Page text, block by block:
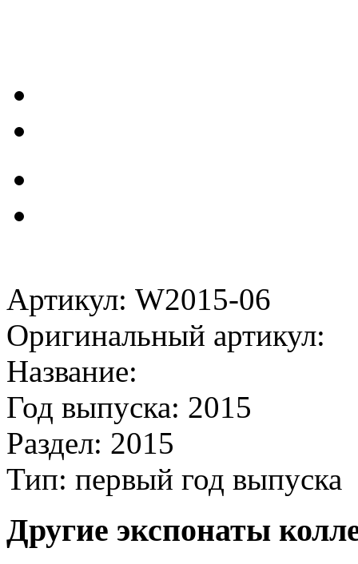
Артикул: W2015-06
Оригинальный артикул:
Название:
Год выпуска: 2015
Раздел: 2015
Тип: первый год выпуска
Другие экспонаты